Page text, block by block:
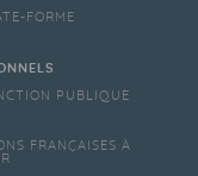
FORME
PUBLIQUE
FRANÇAISES À